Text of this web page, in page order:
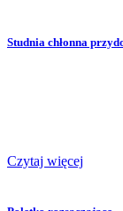
Studnia chłonna
Czytaj więcej